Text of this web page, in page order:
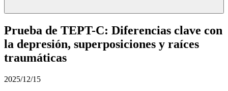
Prueba de TEPT-C: Diferencias clave con
la depresión, superposiciones y raíces
traumáticas
2025/12/15